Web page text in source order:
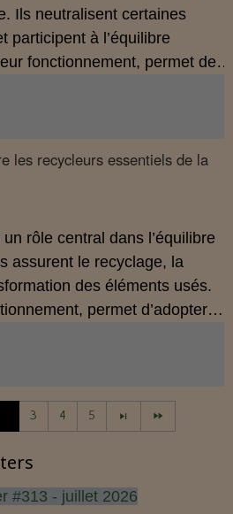
Ils neutralisent certaines
participent à l’équilibre
fonctionnement, permet de
biologique.
les recycleurs essentiels de la
rôle central dans l’équilibre
assurent le recyclage, la
des éléments usés.
permet d’adopter
cohérente et plus préventive.
3 4 5
#313 - juillet 2026